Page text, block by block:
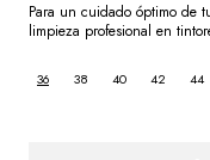
Para un cuidado óptimo de
limpieza profesional en
36 38 40 42 44